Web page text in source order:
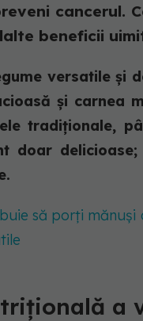
cancerul.
beneficii
versatile și
și carnea
tradiționale,
doar
să porți
a